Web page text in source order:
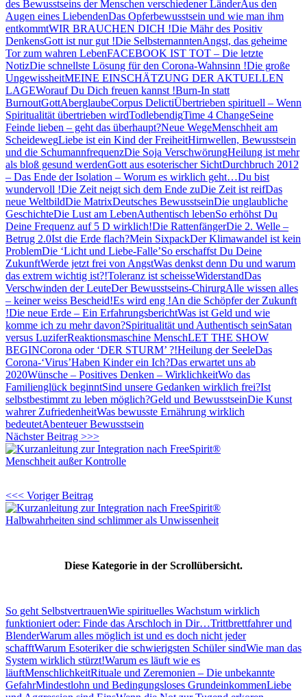
des Bewusstseins der Menschen verschiedener LänderAus den
Augen eines LiebendenDas Opferbewusstsein und wie man ihm
entkommtWIR BRAUCHEN DICH !Die Mähr des Positiv
DenkensGott ist nur gut !Die SelbsternanntenAngst, das geheime
Tor zum wahren LebenFACEBOOK IST TOT – Die letzte
NotizDie schnellste Lösung für den Corona-Wahnsinn !Die große
UngewissheitMEINE EINSCHÄTZUNG DER AKTUELLEN
LAGEWorauf Du Dich freuen kannst !Burn-In statt
BurnoutGottAberglaubeCorpus DelictiÜbertrieben spirituell – Wenn
Spiritualität übertrieben wirdTodlebendigTime 4 ChangeSeine
Feinde lieben – geht das überhaupt?Neue WegeMenschheit am
ScheidewegLiebe ist ein Kind der FreiheitHirnwellen, Bewusstsein
und die SchumannfrequenzDie Soja VerschwörungHeilung ist mehr
als bloß gesund werdenGott aus esoterischer SichtDurchbruch 2012
– Das Ende der Isolation – Worum es wirklich geht…Du bist
wundervoll !Die Zeit neigt sich dem Ende zuDie Zeit ist reifDas
neue WeltbildDie MatrixDeutsches BewusstseinDie unglaubliche
GeschichteDie Lust am LebenAuthentisch lebenSo erhöhst Du
Deine Frequenz auf 5 D wirklich!Die RattenfängerDie 2. Welle –
Betrug 2.0Ist die Erde flach?Mein SixpackDer Klimawandel ist kein
ProblemDie ‘Licht und Liebe-Falle’So erschaffst Du Deine
ZukunftWerde jetzt frei von AngstWas denkst denn Du und warum
das extrem wichtig ist?!Toleranz ist scheisseWiderstandDas
Verschwinden der LeuteDer Bewusstseins-ChirurgAlle wissen alles
– keiner weiss Bescheid!Es wird eng !An die Schöpfer der Zukunft
!Die neue Erde – Ein ErfahrungsberichtWas ist Geld und wie
komme ich zu mehr davon?Spiritualität und Authentisch seinSatan
versus LuziferReaktionsmaschine MenschLET THE SHOW
BEGINCorona oder ‘DER STURM’ ?!Heilung der SeeleDas
Corona-‘Virus’Haben Kinder ein Ich?Das erwartet uns ab
2020Wünsche – Positives Denken – WirklichkeitWo das
Familienglück beginntSind unsere Gedanken wirklich frei?Ist
selbstbestimmt zu leben möglich?Geld und BewusstseinDie Kunst
wahrer ZufriedenheitWas bewusste Ernährung wirklich
bedeutetAbenteuer Bewusstsein
Nächster Beitrag >>>
Menschheit außer Kontrolle
<<< Voriger Beitrag
Halbwahrheiten sind schlimmer als Unwissenheit
Diese Kategorie in der Scrollübersicht.
So geht SelbstvertrauenWie spirituelles Wachstum wirklich
funktioniert oder: Finde das Arschloch in Dir…Trittbrettfahrer und
BlenderWarum alles möglich ist und es doch nicht jeder
schafftWarum Esoteriker die schwierigsten Schüler sindWie man das
System wirklich stürzt!Warum es läuft wie es
läuftMenschlichkeitRituale und Zeremonien – Die unbekannte
GefahrMindestlohn und Bedingungsloses GrundeinkommenLiebe